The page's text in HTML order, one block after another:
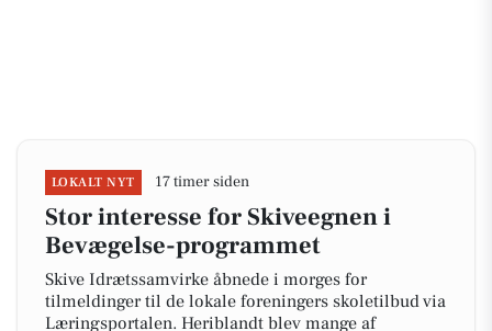
LOKALT NYT 17 timer siden
Stor interesse for Skiveegnen i
Bevægelse-programmet
Skive Idrætssamvirke åbnede i morges for
tilmeldinger til de lokale foreningers skoletilbud via
Læringsportalen. Heriblandt blev mange af